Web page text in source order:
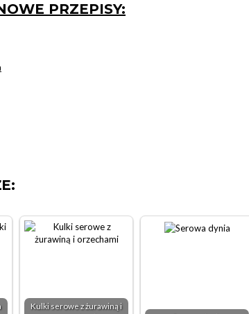
PRZEPISY:
Kulki serowe z żurawiną i